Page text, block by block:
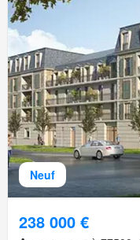
Neuf
238 000 €